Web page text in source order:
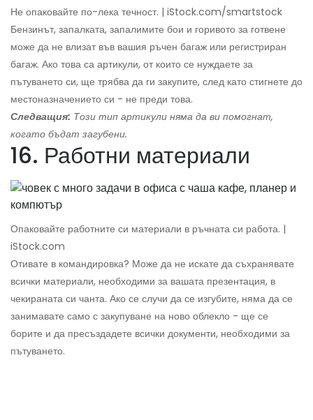
Не опаковайте по-лека течност. | iStock.com/smartstock
Бензинът, запалката, запалимите бои и горивото за готвене
може да не влизат във вашия ръчен багаж или регистриран
багаж. Ако това са артикули, от които се нуждаете за
пътуването си, ще трябва да ги закупите, след като стигнете до
местоназначението си - не преди това.
Следващия: Този тип артикули няма да ви помогнат,
когато бъдат загубени.
16. Работни материали
Опаковайте работните си материали в ръчната си работа. |
iStock.com
Отивате в командировка? Може да не искате да съхранявате
всички материали, необходими за вашата презентация, в
чекираната си чанта. Ако се случи да се изгубите, няма да се
занимавате само с закупуване на ново облекло - ще се
борите и да пресъздадете всички документи, необходими за
пътуването.